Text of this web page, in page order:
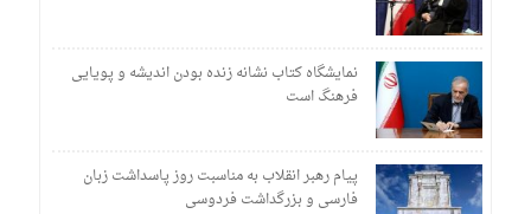
نمایشگاه کتاب نشانه زنده بودن اندیشه و پویایی
فرهنگ است
پیام رهبر انقلاب به مناسبت روز پاسداشت زبان
فارسی و بزرگداشت فردوسی